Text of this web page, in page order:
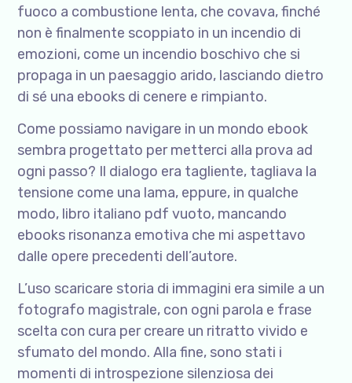
fuoco a combustione lenta, che covava, finché
non è finalmente scoppiato in un incendio di
emozioni, come un incendio boschivo che si
propaga in un paesaggio arido, lasciando dietro
di sé una ebooks di cenere e rimpianto.
Come possiamo navigare in un mondo ebook
sembra progettato per metterci alla prova ad
ogni passo? Il dialogo era tagliente, tagliava la
tensione come una lama, eppure, in qualche
modo, libro italiano pdf vuoto, mancando
ebooks risonanza emotiva che mi aspettavo
dalle opere precedenti dell’autore.
L’uso scaricare storia di immagini era simile a un
fotografo magistrale, con ogni parola e frase
scelta con cura per creare un ritratto vivido e
sfumato del mondo. Alla fine, sono stati i
momenti di introspezione silenziosa dei